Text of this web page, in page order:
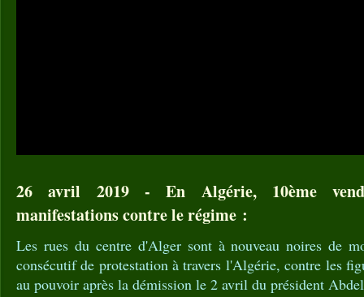
26 avril 2019 - En Algérie, 10ème
manifestations contre le régime :
Les rues du centre d'Alger sont à nouveau noires de
consécutif de protestation à travers l'Algérie, contre les
au pouvoir après la démission le 2 avril du président